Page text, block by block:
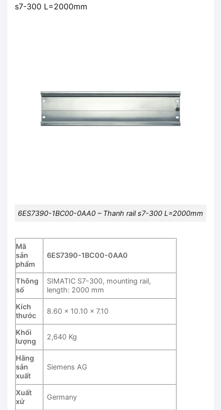
s7-300 L=2000mm
6ES7390-1BC00-0AA0 – Thanh rail s7-300 L=2000mm
Mã
sản
phẩm
6ES7390-1BC00-0AA0
Thông
số
SIMATIC S7-300, mounting rail,
length: 2000 mm
Kích
thước
8.60 x 10.10 x 7.10
Khối
lượng
2,640 Kg
Hãng
sản
xuất
Siemens AG
Xuất
xứ
Germany